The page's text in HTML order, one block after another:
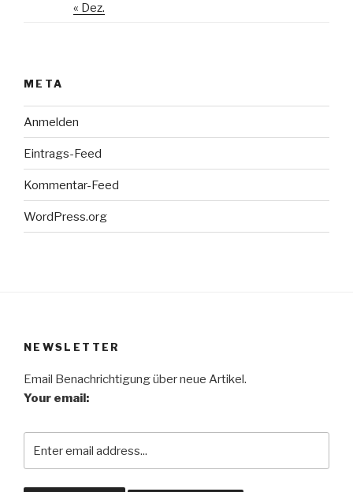
« Dez.
META
Anmelden
Eintrags-Feed
Kommentar-Feed
WordPress.org
NEWSLETTER
Email Benachrichtigung über neue Artikel.
Your email: